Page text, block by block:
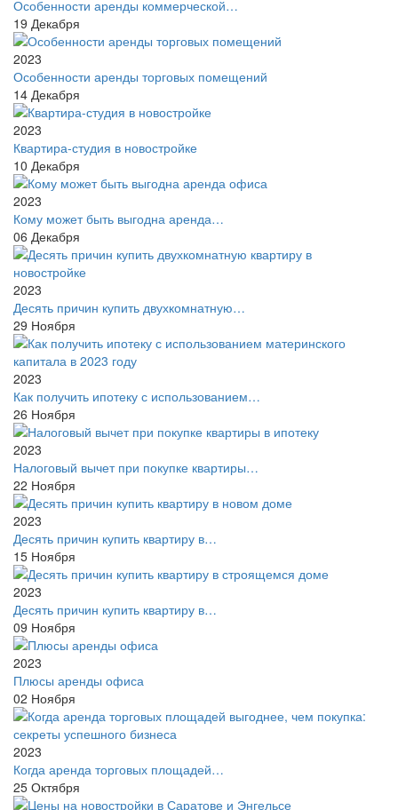
Особенности аренды коммерческой…
19 Декабря
2023
Особенности аренды торговых помещений
14 Декабря
2023
Квартира-студия в новостройке
10 Декабря
2023
Кому может быть выгодна аренда…
06 Декабря
2023
Десять причин купить двухкомнатную…
29 Ноября
2023
Как получить ипотеку с использованием…
26 Ноября
2023
Налоговый вычет при покупке квартиры…
22 Ноября
2023
Десять причин купить квартиру в…
15 Ноября
2023
Десять причин купить квартиру в…
09 Ноября
2023
Плюсы аренды офиса
02 Ноября
2023
Когда аренда торговых площадей…
25 Октября